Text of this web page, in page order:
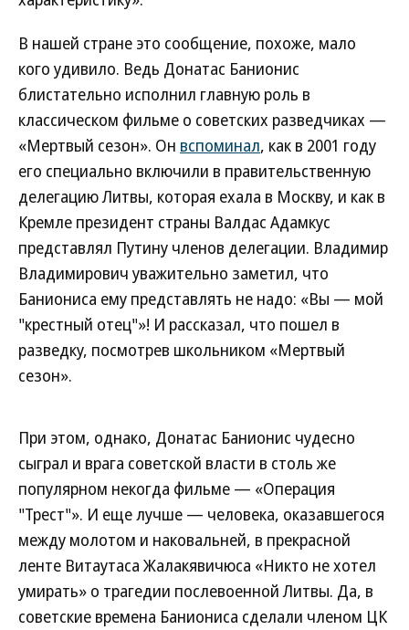
В нашей стране это сообщение, похоже, мало
кого удивило. Ведь Донатас Банионис
блистательно исполнил главную роль в
классическом фильме о советских разведчиках —
«Мертвый сезон». Он вспоминал, как в 2001 году
его специально включили в правительственную
делегацию Литвы, которая ехала в Москву, и как в
Кремле президент страны Валдас Адамкус
представлял Путину членов делегации. Владимир
Владимирович уважительно заметил, что
Баниониса ему представлять не надо: «Вы — мой
"крестный отец"»! И рассказал, что пошел в
разведку, посмотрев школьником «Мертвый
сезон».
При этом, однако, Донатас Банионис чудесно
сыграл и врага советской власти в столь же
популярном некогда фильме — «Операция
"Трест"». И еще лучше — человека, оказавшегося
между молотом и наковальней, в прекрасной
ленте Витаутаса Жалакявичюса «Никто не хотел
умирать» о трагедии послевоенной Литвы. Да, в
советские времена Баниониса сделали членом ЦК